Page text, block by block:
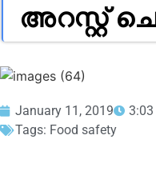
അറസ്റ്റ്
January 11, 2019
Tags: Food safety